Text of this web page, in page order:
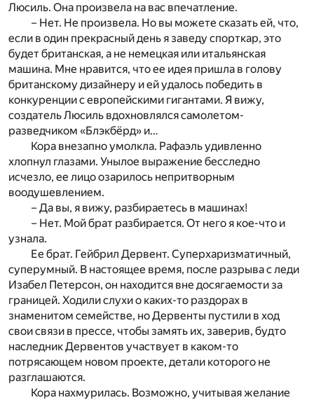
Люсиль. Она произвела на вас впечатление.
– Нет. Не произвела. Но вы можете сказать ей, что,
если в один прекрасный день я заведу спорткар, это
будет британская, а не немецкая или итальянская
машина. Мне нравится, что ее идея пришла в голову
британскому дизайнеру и ей удалось победить в
конкуренции с европейскими гигантами. Я вижу,
создатель Люсиль вдохновлялся самолетом-
разведчиком «Блэкбёрд» и…
Кора внезапно умолкла. Рафаэль удивленно
хлопнул глазами. Унылое выражение бесследно
исчезло, ее лицо озарилось непритворным
воодушевлением.
– Да вы, я вижу, разбираетесь в машинах!
– Нет. Мой брат разбирается. От него я кое-что и
узнала.
Ее брат. Гейбрил Дервент. Суперхаризматичный,
суперумный. В настоящее время, после разрыва с леди
Изабел Петерсон, он находится вне досягаемости за
границей. Ходили слухи о каких-то раздорах в
знаменитом семействе, но Дервенты пустили в ход
свои связи в прессе, чтобы замять их, заверив, будто
наследник Дервентов участвует в каком-то
потрясающем новом проекте, детали которого не
разглашаются.
Кора нахмурилась. Возможно, учитывая желание